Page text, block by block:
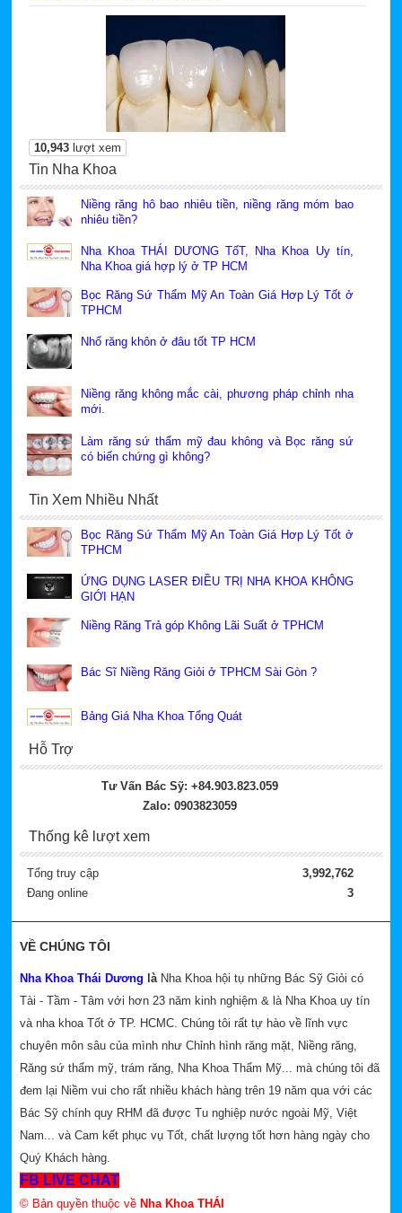
10,943lượt xem
Tin Nha Khoa
Niềng răng hô bao nhiêu tiền, niềng răng móm bao
nhiêu tiền?
Nha Khoa THÁI DƯƠNG TốT, Nha Khoa Uy tín,
Nha Khoa giá hợp lý ở TP HCM
Bọc Răng Sứ Thẩm Mỹ An Toàn Giá Hơp Lý Tốt ở
TPHCM
Nhổ răng khôn ở đâu tốt TP HCM
Niềng răng không mắc cài, phương pháp chỉnh nha
mới.
Làm răng sứ thẩm mỹ đau không và Bọc răng sứ
có biến chứng gì không?
Tin Xem Nhiều Nhất
Bọc Răng Sứ Thẩm Mỹ An Toàn Giá Hơp Lý Tốt ở
TPHCM
ỨNG DỤNG LASER ĐIỀU TRỊ NHA KHOA KHÔNG
GIỚI HẠN
Niềng Răng Trả góp Không Lãi Suất ở TPHCM
Bác Sĩ Niềng Răng Giỏi ở TPHCM Sài Gòn ?
Bảng Giá Nha Khoa Tổng Quát
Hỗ Trợ
Tư Vấn Bác Sỹ: +84.903.823.059
Zalo: 0903823059
Thống kê lượt xem
Tổng truy cập
3,992,762
Đang online
3
VỀ CHÚNG TÔI
Nha Khoa Thái Dương là Nha Khoa hội tụ những Bác Sỹ Giỏi có
Tài - Tầm - Tâm với hơn 23 năm kinh nghiệm & là Nha Khoa uy tín
và nha khoa Tốt ở TP. HCMC. Chúng tôi rất tự hào về lĩnh vực
chuyên môn sâu của mình như Chỉnh hình răng mặt, Niềng răng,
Răng sứ thẩm mỹ, trám răng, Nha Khoa Thẩm Mỹ... mà chúng tôi đã
đem lại Niềm vui cho rất nhiều khách hàng trên 19 năm qua với các
Bác Sỹ chính quy RHM đã được Tu nghiệp nước ngoài Mỹ, Việt
Nam... và Cam kết phục vụ Tốt, chất lượng tốt hơn hàng ngày cho
Quý Khách hàng.
FB LIVE CHAT
© Bản quyền thuộc về Nha Khoa THÁI